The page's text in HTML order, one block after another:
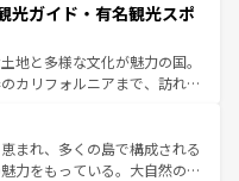
スイスならではのユニークな
だけでなく町歩きも満喫する
高いため物価も高いが、旅行
ビスもあり、うまく活用すれ
光ガイド・有名観光スポ
地と多様な文化が魅力の国。
カリフォルニアまで、訪れる
ショッピング、エンターテイ
スポットだ。一方、アメリカ
ランドキャニオンやイエロー
まれ、多くの島で構成される
力をもっている。大自然の神